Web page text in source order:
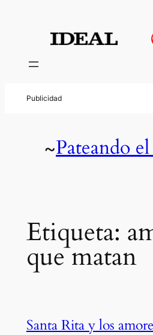
contenido
~Pateando
Etiqueta:
que matan
Santa Rita y los